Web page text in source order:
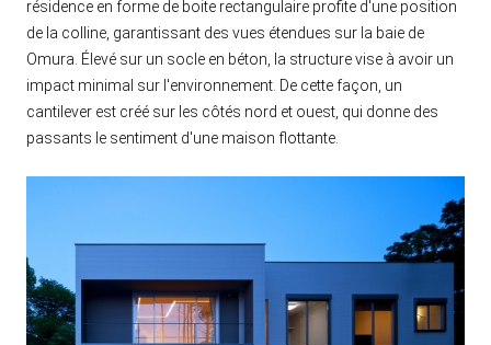
résidence en forme de boite rectangulaire profite d'une position
de la colline, garantissant des vues étendues sur la baie de
Omura. Élevé sur un socle en béton, la structure vise à avoir un
impact minimal sur l'environnement. De cette façon, un
cantilever est créé sur les côtés nord et ouest, qui donne des
passants le sentiment d'une maison flottante.